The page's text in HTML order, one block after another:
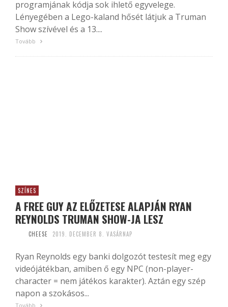
programjának kódja sok ihlető egyvelege.
Lényegében a Lego-kaland hősét látjuk a Truman
Show szívével és a 13....
Tovább
SZÍNES
A FREE GUY AZ ELŐZETESE ALAPJÁN RYAN
REYNOLDS TRUMAN SHOW-JA LESZ
CHEESE 2019. DECEMBER 8. VASÁRNAP
Ryan Reynolds egy banki dolgozót testesít meg egy
videójátékban, amiben ő egy NPC (non-player-
character = nem játékos karakter). Aztán egy szép
napon a szokásos...
Tovább